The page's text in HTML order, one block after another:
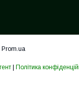
Prom.ua
| Політика